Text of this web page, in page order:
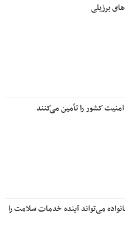
برزیلی
کشور را تأمین می‌کنند
می‌تواند آینده خدمات سلامت را